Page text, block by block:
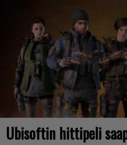
Ubisoftin hittipeli